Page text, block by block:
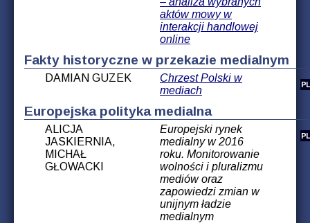
aktów mowy w
interakcji handlowej
online
Fakty historyczne w przekazie medialnym
DAMIAN GUZEK
Chrzest Polski w
mediach
Europejska polityka medialna
ALICJA
JASKIERNIA,
MICHAŁ
GŁOWACKI
Europejski rynek
medialny w 2016
roku. Monitorowanie
wolności i pluralizmu
mediów oraz
zapowiedzi zmian w
unijnym ładzie
medialnym